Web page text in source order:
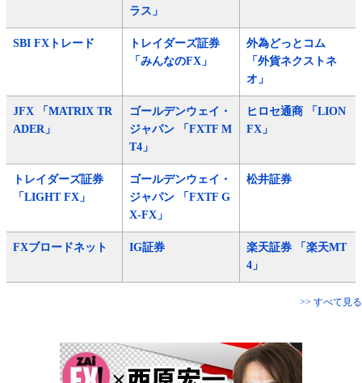
ラス」
SBI FXトレード
トレイダーズ証券
「みんなのFX」
外為どっとコム
「外貨ネクストネ
オ」
JFX 「MATRIX TR
ADER」
ゴールデンウェイ・
ジャパン 「FXTF M
T4」
ヒロセ通商 「LION
FX」
トレイダーズ証券
「LIGHT FX」
ゴールデンウェイ・
ジャパン 「FXTF G
X-FX」
松井証券
FXブロードネット IG証券
楽天証券 「楽天MT
4」
>> すべて見る